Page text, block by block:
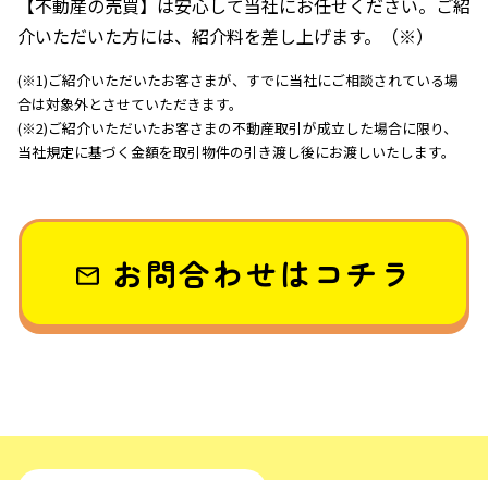
介いただいた方には、紹介料を差し上げます。（※）
(※1)ご紹介いただいたお客さまが、すでに当社にご相談されている場
合は対象外とさせていただきます。
(※2)ご紹介いただいたお客さまの不動産取引が成立した場合に限り、
当社規定に基づく金額を取引物件の引き渡し後にお渡しいたします。
お問合わせはコチラ